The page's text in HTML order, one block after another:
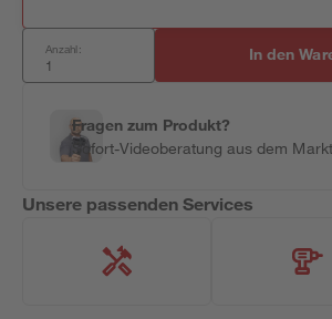
Anzahl: In den
Fragen zum Produkt?
Sofort-Videoberatung aus dem Markt
Unsere passenden Services